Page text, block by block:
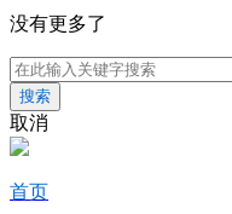
没有更多了
搜索
取消
首页